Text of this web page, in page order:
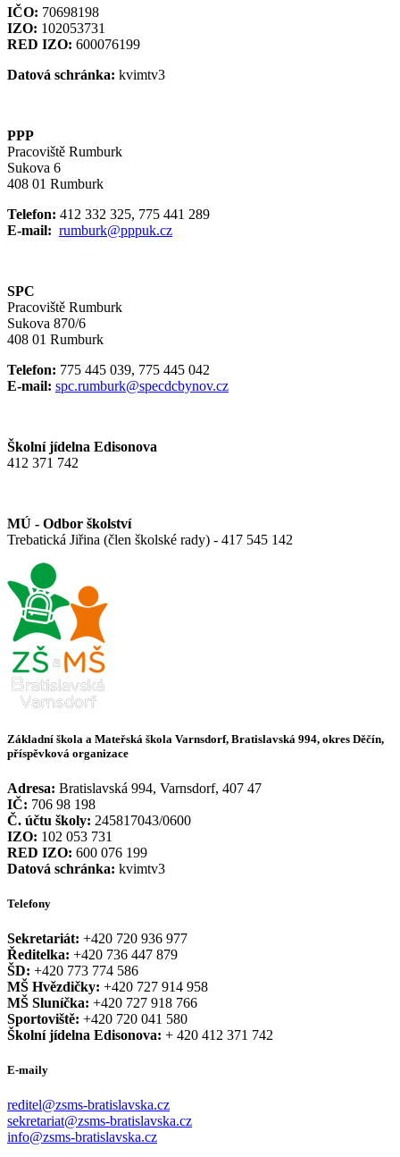
IČO: 70698198
IZO: 102053731
RED IZO: 600076199
Datová schránka: kvimtv3
PPP
Pracoviště Rumburk
Sukova 6
408 01 Rumburk
Telefon: 412 332 325, 775 441 289
E-mail: rumburk@pppuk.cz
SPC
Pracoviště Rumburk
Sukova 870/6
408 01 Rumburk
Telefon: 775 445 039, 775 445 042
E-mail: spc.rumburk@specdcbynov.cz
Školní jídelna Edisonova
412 371 742
MÚ - Odbor školství
Trebatická Jiřina (člen školské rady) - 417 545 142
Základní škola a Mateřská škola Varnsdorf, Bratislavská 994, okres Děčín,
příspěvková organizace
Adresa: Bratislavská 994, Varnsdorf, 407 47
IČ: 706 98 198
Č. účtu školy: 245817043/0600
IZO: 102 053 731
RED IZO: 600 076 199
Datová schránka: kvimtv3
Telefony
Sekretariát: +420 720 936 977
Ředitelka: +420 736 447 879
ŠD: +420 773 774 586
MŠ Hvězdičky: +420 727 914 958
MŠ Sluníčka: +420 727 918 766
Sportoviště: +420 720 041 580
Školní jídelna Edisonova: + 420 412 371 742
E-maily
reditel@zsms-bratislavska.cz
sekretariat@zsms-bratislavska.cz
info@zsms-bratislavska.cz